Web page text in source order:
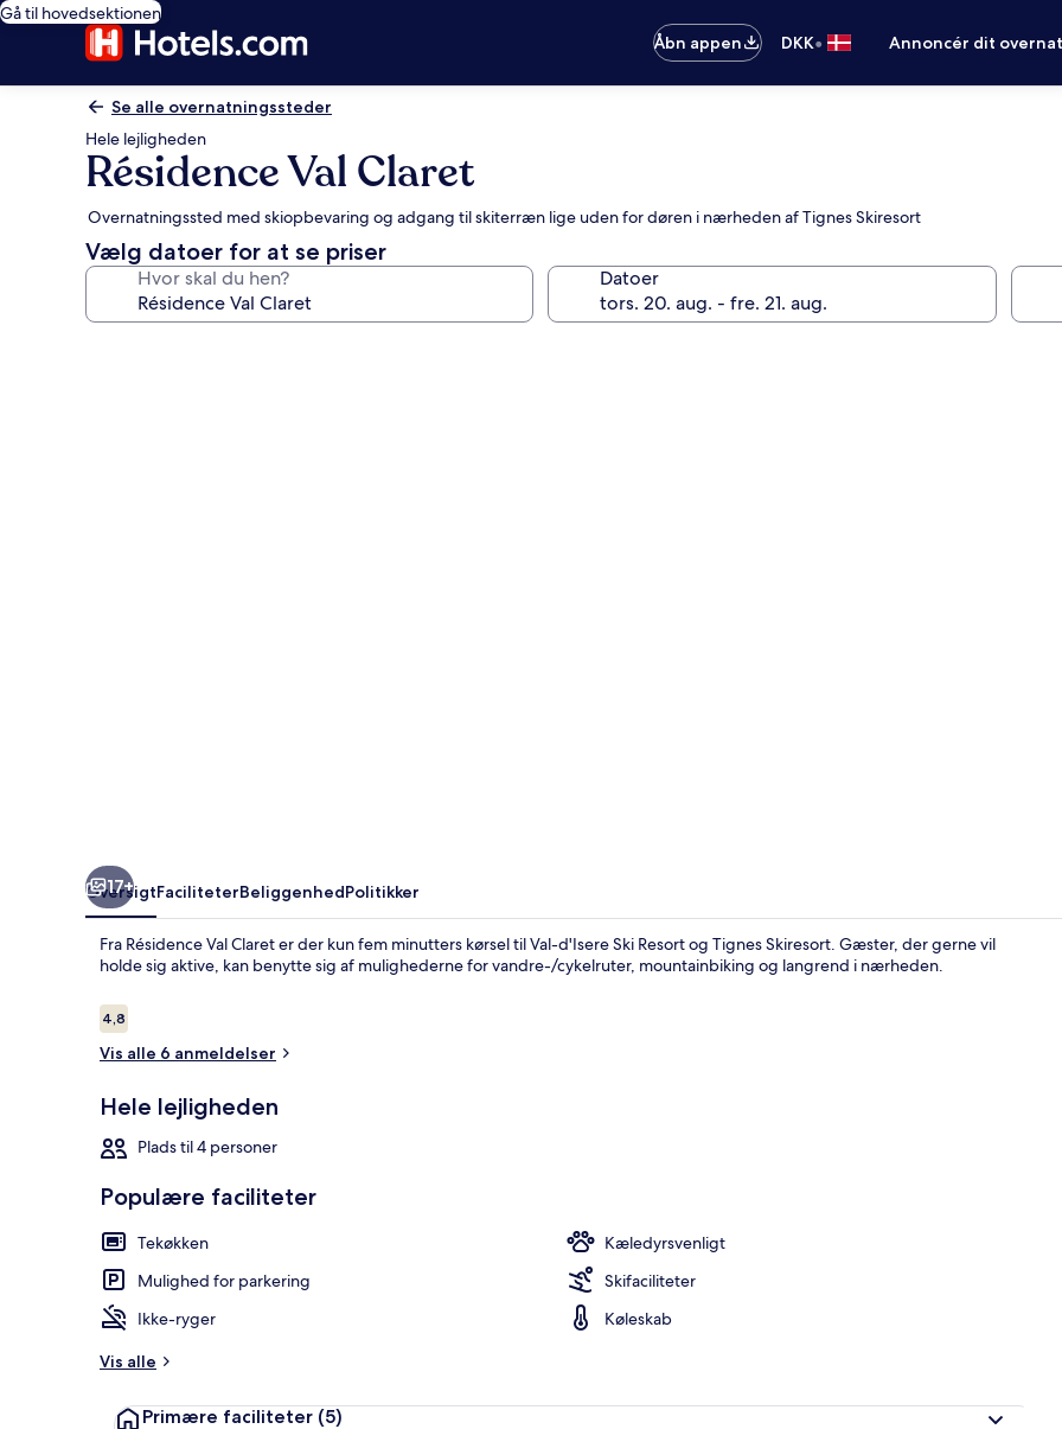
Gå til hovedsektionen
Åbn appen
DKK• Annoncér dit
Se alle overnatningssteder
Hele lejligheden
Résidence Val Claret
Overnatningssted med skiopbevaring og adgang til skiterræn lige uden for døren i nærheden af Tignes Skiresort
Vælg datoer for at se priser
Hvor skal du hen? Datoer
17+
OversigtFaciliteterBeliggenhedPolitikker
Fra Résidence Val Claret er der kun fem minutters kørsel til Val-d'Isere Ski Resort og Tignes Skiresort. Gæster, der gerne vil
holde sig aktive, kan benytte sig af mulighederne for vandre-/cykelruter, mountainbiking og langrend i nærheden.
Anmeldelser
4,84,8 ud af 10.
Vis alle 6 anmeldelser
Hele lejligheden
Plads til 4 personer
Populære faciliteter
Tekøkken
Kæledyrsvenligt
Mulighed for parkering
Skifaciliteter
Ikke-ryger
Køleskab
Vis alle
Primære faciliteter (5)